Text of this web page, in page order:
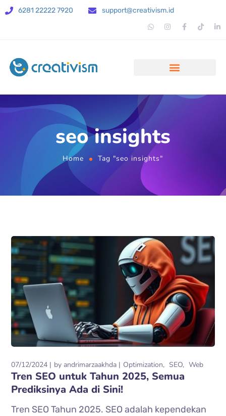
6281 22222 7920 support@creativism.id
seo insights
Home Tag "seo insights"
07/12/2024 by andrimarzaakhda Optimization SEO Web
Tren SEO untuk Tahun 2025, Semua
Prediksinya Ada di Sini!
Tren SEO Tahun 2025. SEO adalah kependekan